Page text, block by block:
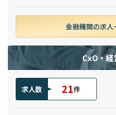
金融機関の求人
CxO・経
求人数 21件